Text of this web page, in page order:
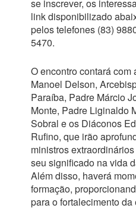
se inscrever, os
link disponibilizado
pelos telefones (83)
5470.
O encontro contará
Manoel Delson,
Paraíba, Padre Márcio
Monte, Padre Liginaldo
Sobral e os Diáconos
Rufino, que irão
ministros
seu significado na vida
Além disso, haverá
formação,
para o fortalecimento